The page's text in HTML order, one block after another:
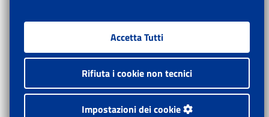
Accetta Tutti
Rifiuta i cookie non tecnici
Impostazioni dei cookie